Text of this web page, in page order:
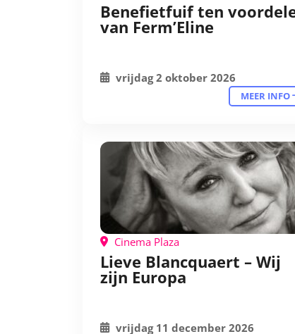
Benefietfuif ten
van Ferm’Eline
vrijdag 2 oktober 2026
MEER INFO
Cinema Plaza
Lieve Blancquaert – Wij
zijn Europa
vrijdag 11 december 2026